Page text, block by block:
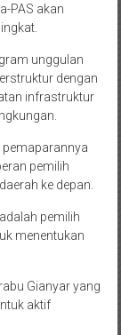
PAS akan
unggulan
dengan
infrastruktur
pemilih
ke depan.
pemilih
menentukan
Gianyar yang
aktif